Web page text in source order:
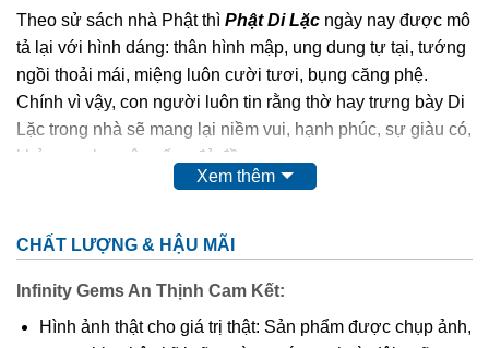
Theo sử sách nhà Phật thì Phật Di Lặc ngày nay được mô
tả lại với hình dáng: thân hình mập, ung dung tự tại, tướng
ngồi thoải mái, miệng luôn cười tươi, bụng căng phệ.
Chính vì vậy, con người luôn tin rằng thờ hay trưng bày Di
Lặc trong nhà sẽ mang lại niềm vui, hạnh phúc, sự giàu có,
khỏe mạnh, cuộc sống đủ đầy.
nghệ nhân điêu khắc nên Ngài cũng quý và sang không
kém như: các loại gỗ quý, đá quý,…
công ty, nơi công cộng thì hình ảnh Ngài cũng được điêu
Xem thêm
CHẤT LƯỢNG & HẬU MÃI
Infinity Gems An Thịnh Cam Kết:
Hình ảnh thật cho giá trị thật: Sản phẩm được chụp ảnh,